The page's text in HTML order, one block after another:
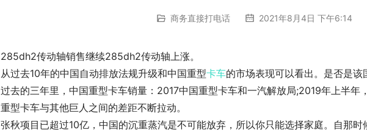
商务直接打电话 2021年8月4日 下午6:14
285dh2传动轴销售继续285dh2传动轴上涨。
从过去10年的中国自动排放法规升级和中国重型卡车的市场表现可以看出。是否是
过去的三年里，中国重型卡车销量：2017中国重型卡车和一汽解放局;2019年上半年
重型卡车与其他巨人之间的差距不断拉动。
张秋项目已超过10亿，中国的沉重蒸汽是不可能放弃，所以你只能选择家庭。自那